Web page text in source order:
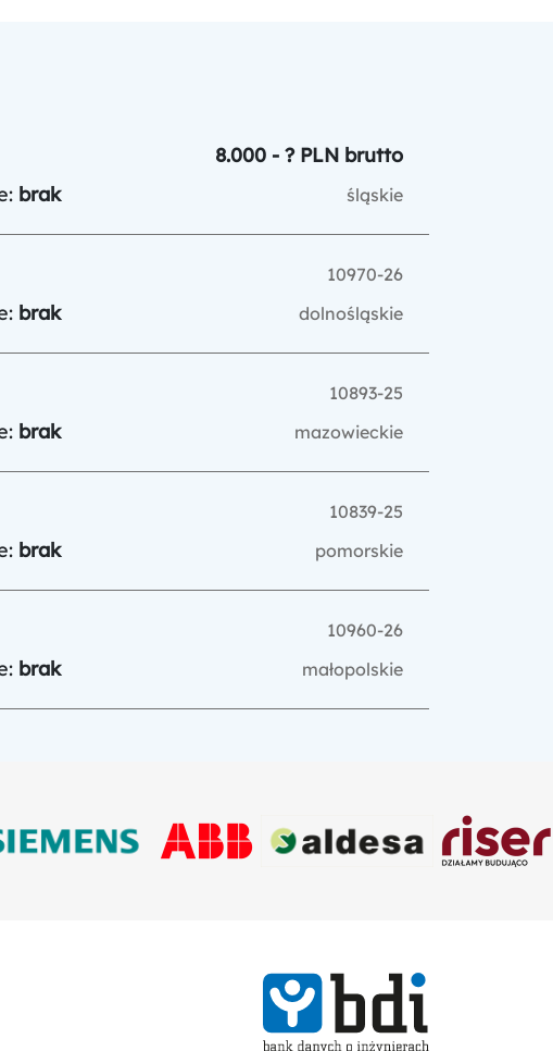
8.000 - ? PLN brutto
brak śląskie
10970-26
brak dolnośląskie
10893-25
brak mazowieckie
10839-25
brak pomorskie
10960-26
brak małopolskie